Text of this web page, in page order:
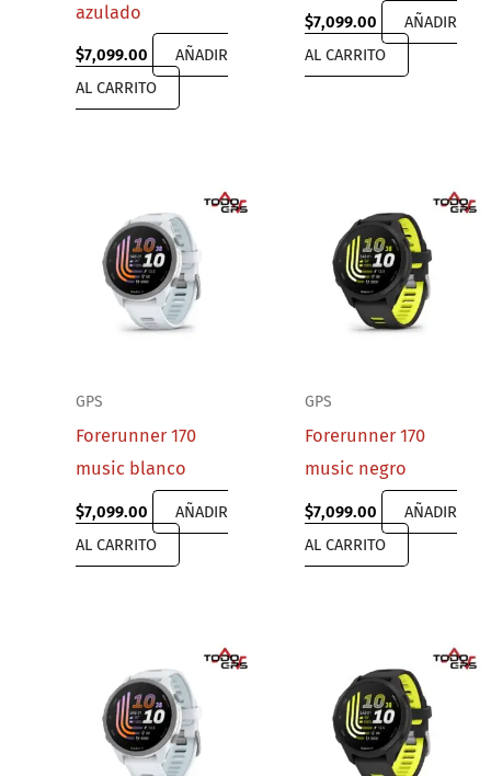
azulado
$7,099.00
AÑADIR
AL CARRITO
$7,099.00
AÑADIR
AL CARRITO
GPS
Forerunner 170
music blanco
$7,099.00
AÑADIR
AL CARRITO
GPS
Forerunner 170
music negro
$7,099.00
AÑADIR
AL CARRITO